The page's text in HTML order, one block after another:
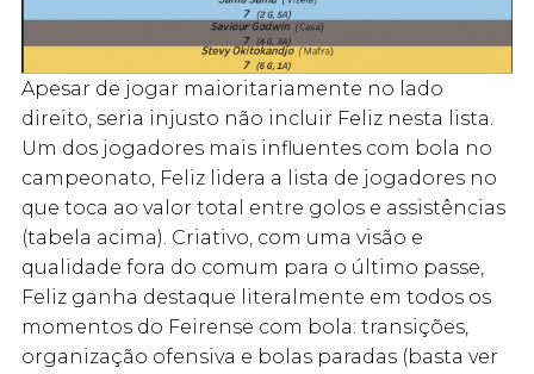
Apesar de jogar maioritariamente no lado
direito, seria injusto não incluir Feliz nesta lista.
Um dos jogadores mais influentes com bola no
campeonato, Feliz lidera a lista de jogadores no
que toca ao valor total entre golos e assistências
(tabela acima). Criativo, com uma visão e
qualidade fora do comum para o último passe,
Feliz ganha destaque literalmente em todos os
momentos do Feirense com bola: transições,
organização ofensiva e bolas paradas (basta ver